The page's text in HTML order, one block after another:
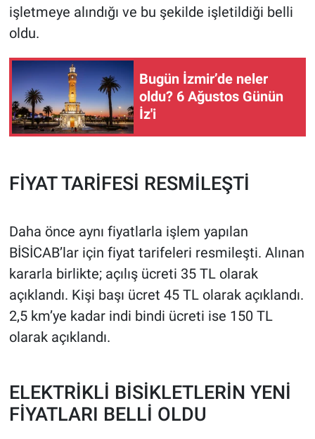
işletmeye alındığı ve bu şekilde işletildiği belli
oldu.
Bugün İzmir’de neler
oldu? 6 Ağustos Günün
İz'i
FİYAT TARİFESİ RESMİLEŞTİ
Daha önce aynı fiyatlarla işlem yapılan
BİSİCAB’lar için fiyat tarifeleri resmileşti. Alınan
kararla birlikte; açılış ücreti 35 TL olarak
açıklandı. Kişi başı ücret 45 TL olarak açıklandı.
2,5 km’ye kadar indi bindi ücreti ise 150 TL
olarak açıklandı.
ELEKTRİKLİ BİSİKLETLERİN YENİ
FİYATLARI BELLİ OLDU